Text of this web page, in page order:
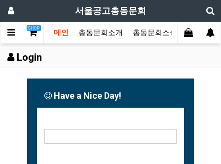
서울공고총동문회
SHOP
메인 총동문회소개 총동문회소식 동문한마
Login
Have a Nice Day!